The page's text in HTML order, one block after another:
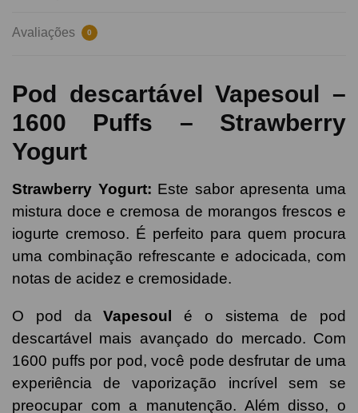
Avaliações 0
Pod descartável Vapesoul –
1600 Puffs – Strawberry
Yogurt
Strawberry Yogurt: Este sabor apresenta uma
mistura doce e cremosa de morangos frescos e
iogurte cremoso. É perfeito para quem procura
uma combinação refrescante e adocicada, com
notas de acidez e cremosidade.
O pod daVapesoul
é o sistema de pod
descartável mais avançado do mercado. Com
1600 puffs por pod, você pode desfrutar de uma
experiência de vaporização incrível sem se
preocupar com a manutenção. Além disso, o